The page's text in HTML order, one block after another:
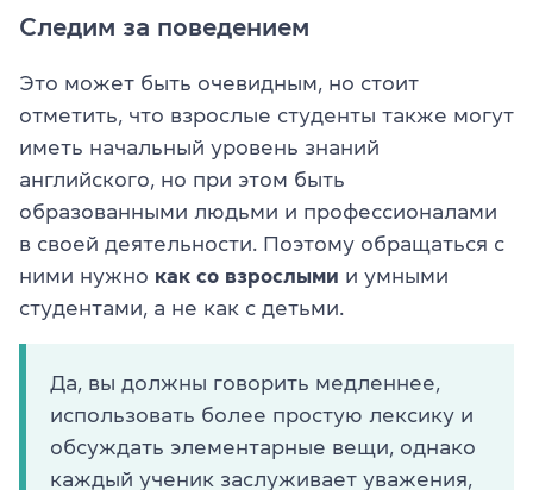
Следим за поведением
Это может быть очевидным, но стоит
отметить, что взрослые студенты также могут
иметь начальный уровень знаний
английского, но при этом быть
образованными людьми и профессионалами
в своей деятельности. Поэтому обращаться с
ними нужно как со взрослыми и умными
студентами, а не как с детьми.
Да, вы должны говорить медленнее,
использовать более простую лексику и
обсуждать элементарные вещи, однако
каждый ученик заслуживает уважения,